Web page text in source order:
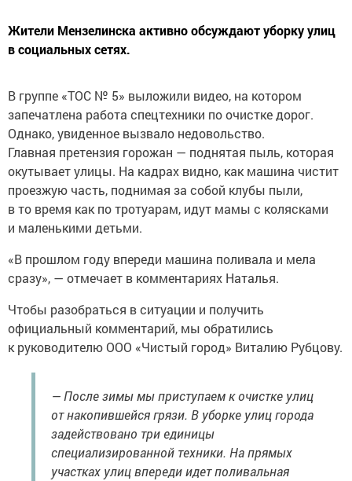
Жители Мензелинска активно обсуждают уборку улиц
в социальных сетях.
В группе «ТОС № 5» выложили видео, на котором
запечатлена работа спецтехники по очистке дорог.
Однако, увиденное вызвало недовольство.
Главная претензия горожан — поднятая пыль, которая
окутывает улицы. На кадрах видно, как машина чистит
проезжую часть, поднимая за собой клубы пыли,
в то время как по тротуарам, идут мамы с колясками
и маленькими детьми.
«В прошлом году впереди машина поливала и мела
сразу», — отмечает в комментариях Наталья.
Чтобы разобраться в ситуации и получить
официальный комментарий, мы обратились
к руководителю ООО «Чистый город» Виталию Рубцову.
— После зимы мы приступаем к очистке улиц
от накопившейся грязи. В уборке улиц города
задействовано три единицы
специализированной техники. На прямых
участках улиц впереди идет поливальная